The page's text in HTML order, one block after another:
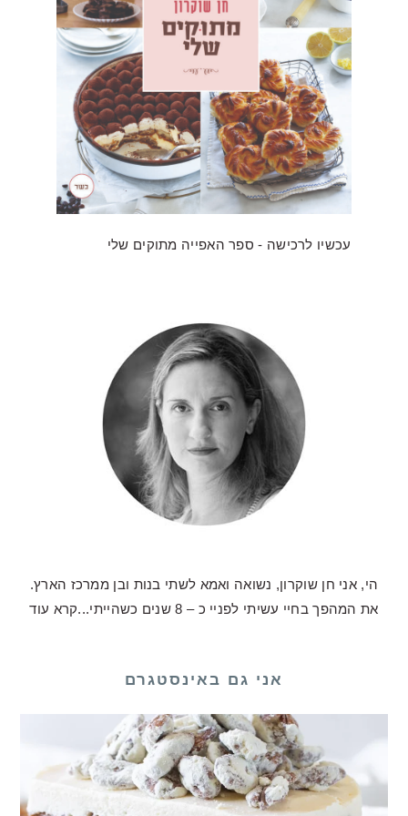
עכשיו לרכישה - ספר האפייה מתוקים שלי
הי, אני חן שוקרון, נשואה ואמא לשתי בנות ובן ממרכז הארץ.
את המהפך בחיי עשיתי לפניי כ – 8 שנים כשהייתי...
קרא עוד
אני גם באינסטגרם